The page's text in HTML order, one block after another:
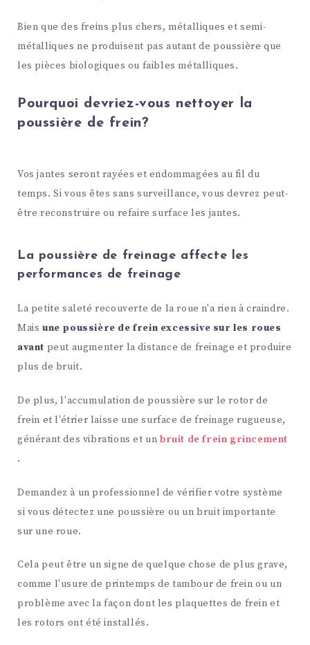
Bien que des freins plus chers, métalliques et semi-
métalliques ne produisent pas autant de poussière que
les pièces biologiques ou faibles métalliques.
Pourquoi devriez-vous nettoyer la
poussière de frein?
Vos jantes seront rayées et endommagées au fil du
temps. Si vous êtes sans surveillance, vous devrez peut-
être reconstruire ou refaire surface les jantes.
La poussière de freinage affecte les
performances de freinage
La petite saleté recouverte de la roue n'a rien à craindre.
Mais une poussière de frein excessive sur les roues
avant peut augmenter la distance de freinage et produire
plus de bruit.
De plus, l'accumulation de poussière sur le rotor de
frein et l'étrier laisse une surface de freinage rugueuse,
générant des vibrations et unbruit de frein grincement
.
Demandez à un professionnel de vérifier votre système
si vous détectez une poussière ou un bruit importante
sur une roue.
Cela peut être un signe de quelque chose de plus grave,
comme l'usure de printemps de tambour de frein ou un
problème avec la façon dont les plaquettes de frein et
les rotors ont été installés.